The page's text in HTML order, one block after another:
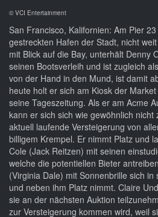
© VCI Entertainment
San Francisco, Kalifornien: Am Pier
gestreckten Hafen der Stadt, nicht
mit Blick auf die Bay, unterhält Denny
seinen Bootsverleih und ist zugleich
von der Hand in den Mund, ist damit
heute holt er sich am Kiosk der
seine Tageszeitung. Als er am Acme
kann er sich sich wie gewöhnlich
aktuell laufende Versteigerung von
billigem Krempel. Er nimmt Platz und
Cole (Jack Reitzen) mit seinen
welche die potentiellen Bieter
(Virginia Dale) mit Sonnenbrille sich
und neben ihm Platz nimmt. Claire
sie an der nächsten Auktion
zur Versteigerung kommen wird, weil